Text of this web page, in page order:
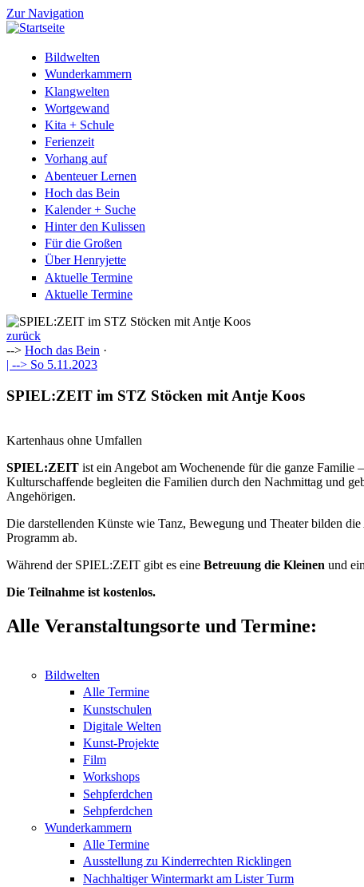
Zur Navigation
Bildwelten
Wunderkammern
Klangwelten
Wortgewand
Kita + Schule
Ferienzeit
Vorhang auf
Abenteuer Lernen
Hoch das Bein
Kalender + Suche
Hinter den Kulissen
Für die Großen
Über Henryjette
Aktuelle Termine
Aktuelle Termine
zurück
--> Hoch das Bein ·
| --> So 5.11.2023
SPIEL:ZEIT im STZ Stöcken mit Antje Koos
Kartenhaus ohne Umfallen
SPIEL:ZEIT ist ein Angebot am Wochenende für die ganze Familie
Kulturschaffende begleiten die Familien durch den Nachmittag und
Angehörigen.
Die darstellenden Künste wie Tanz, Bewegung und Theater bilden
Programm ab.
Während der SPIEL:ZEIT gibt es eine Betreuung die Kleinen und ein
Die Teilnahme ist kostenlos.
Alle Veranstaltungsorte und Termine:
Bildwelten
Alle Termine
Kunstschulen
Digitale Welten
Kunst-Projekte
Film
Workshops
Sehpferdchen
Sehpferdchen
Wunderkammern
Alle Termine
Ausstellung zu Kinderrechten Ricklingen
Nachhaltiger Wintermarkt am Lister Turm